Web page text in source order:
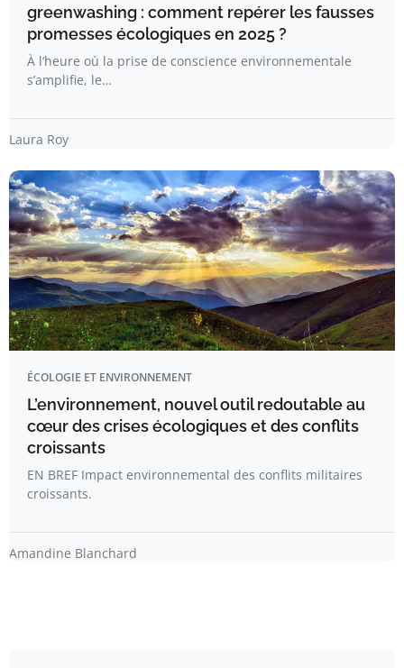
greenwashing : comment repérer les fausses
promesses écologiques en 2025 ?
À l’heure où la prise de conscience environnementale
s’amplifie, le…
Laura Roy
ÉCOLOGIE ET ENVIRONNEMENT
L’environnement, nouvel outil redoutable au
cœur des crises écologiques et des conflits
croissants
EN BREF Impact environnemental des conflits militaires
croissants.
Amandine Blanchard